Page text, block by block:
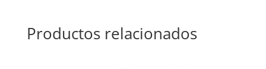
Productos relacionados